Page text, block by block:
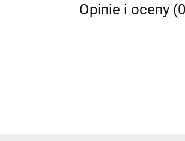
Opinie i oceny